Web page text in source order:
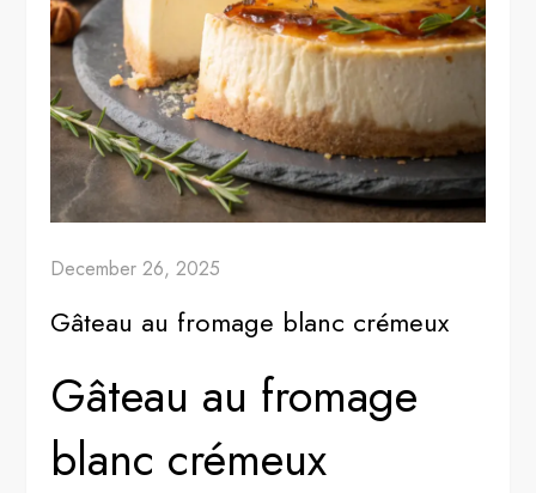
December 26, 2025
Gâteau au fromage blanc crémeux
Gâteau au fromage
blanc crémeux